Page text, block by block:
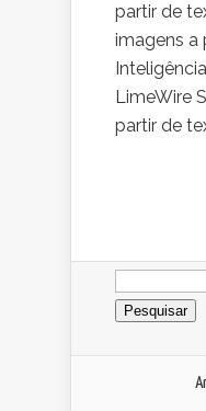
partir de
imagens a
LimeWire
partir de
Pesquisar
por: